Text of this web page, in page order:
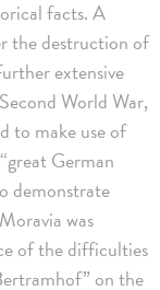
facts. A
the destruction of
extensive
World War,
to make use of
German
demonstrate
was
of the difficulties
on the